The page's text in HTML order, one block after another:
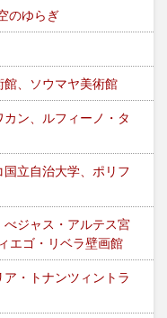
のゆらぎ
、ソウマヤ美術館
ン、ルフィーノ・タ
立自治大学、ポリフ
ジャス・アルテス宮
エゴ・リベラ壁画館
・トナンツィントラ